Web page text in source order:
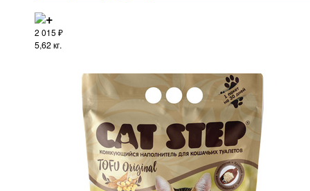
2 015 ₽
5,62 кг.